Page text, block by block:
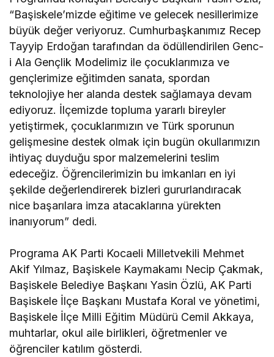
“Başiskele’mizde eğitime ve gelecek nesillerimize
büyük değer veriyoruz. Cumhurbaşkanımız Recep
Tayyip Erdoğan tarafından da ödüllendirilen Genc-
i Ala Gençlik Modelimiz ile çocuklarımıza ve
gençlerimize eğitimden sanata, spordan
teknolojiye her alanda destek sağlamaya devam
ediyoruz. İlçemizde topluma yararlı bireyler
yetiştirmek, çocuklarımızın ve Türk sporunun
gelişmesine destek olmak için bugün okullarımızın
ihtiyaç duyduğu spor malzemelerini teslim
edeceğiz. Öğrencilerimizin bu imkanları en iyi
şekilde değerlendirerek bizleri gururlandıracak
nice başarılara imza atacaklarına yürekten
inanıyorum” dedi.
Programa AK Parti Kocaeli Milletvekili Mehmet
Akif Yılmaz, Başiskele Kaymakamı Necip Çakmak,
Başiskele Belediye Başkanı Yasin Özlü, AK Parti
Başiskele İlçe Başkanı Mustafa Koral ve yönetimi,
Başiskele İlçe Milli Eğitim Müdürü Cemil Akkaya,
muhtarlar, okul aile birlikleri, öğretmenler ve
öğrenciler katılım gösterdi.